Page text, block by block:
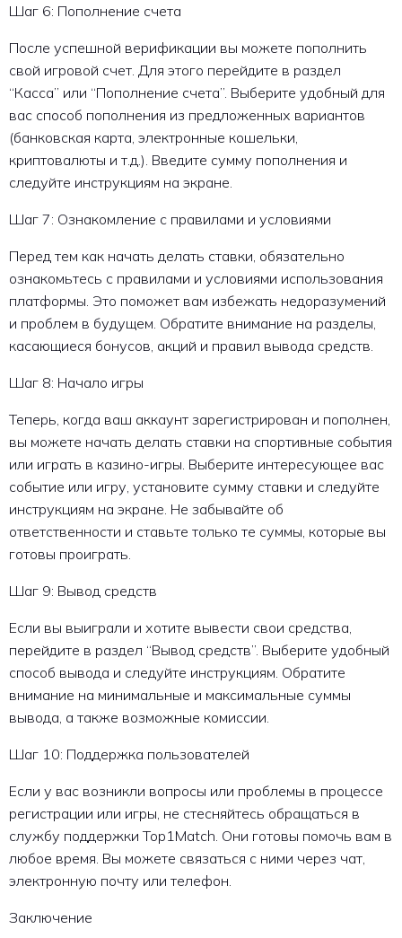
Шаг 6: Пополнение счета
После успешной верификации вы можете пополнить
свой игровой счет. Для этого перейдите в раздел
“Касса” или “Пополнение счета”. Выберите удобный для
вас способ пополнения из предложенных вариантов
(банковская карта, электронные кошельки,
криптовалюты и т.д.). Введите сумму пополнения и
следуйте инструкциям на экране.
Шаг 7: Ознакомление с правилами и условиями
Перед тем как начать делать ставки, обязательно
ознакомьтесь с правилами и условиями использования
платформы. Это поможет вам избежать недоразумений
и проблем в будущем. Обратите внимание на разделы,
касающиеся бонусов, акций и правил вывода средств.
Шаг 8: Начало игры
Теперь, когда ваш аккаунт зарегистрирован и пополнен,
вы можете начать делать ставки на спортивные события
или играть в казино-игры. Выберите интересующее вас
событие или игру, установите сумму ставки и следуйте
инструкциям на экране. Не забывайте об
ответственности и ставьте только те суммы, которые вы
готовы проиграть.
Шаг 9: Вывод средств
Если вы выиграли и хотите вывести свои средства,
перейдите в раздел “Вывод средств”. Выберите удобный
способ вывода и следуйте инструкциям. Обратите
внимание на минимальные и максимальные суммы
вывода, а также возможные комиссии.
Шаг 10: Поддержка пользователей
Если у вас возникли вопросы или проблемы в процессе
регистрации или игры, не стесняйтесь обращаться в
службу поддержки Top1Match. Они готовы помочь вам в
любое время. Вы можете связаться с ними через чат,
электронную почту или телефон.
Заключение